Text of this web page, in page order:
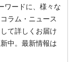
ワードに、様々な
ラム・ニュース
て詳しくお届け
中。最新情報は